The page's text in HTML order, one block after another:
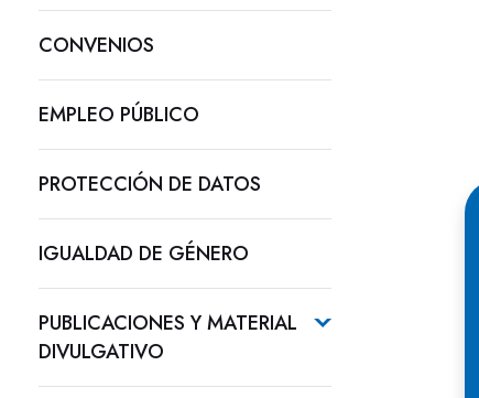
CONVENIOS
EMPLEO PÚBLICO
PROTECCIÓN DE DATOS
IGUALDAD DE GÉNERO
PUBLICACIONES Y MATERIAL
DIVULGATIVO